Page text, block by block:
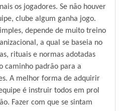
os jogadores. Se não houver
clube algum ganha jogo.
depende de muito treino
a qual se baseia no
rituais e normas adotadas
caminho padrão para a
A melhor forma de adquirir
é instruir todos em prol
Fazer com que se sintam